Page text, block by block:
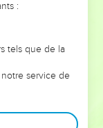
les erreurs
même que ce
et responsables
que leurs erreurs
:
tels que de la
service de